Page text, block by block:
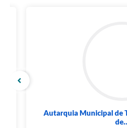
Autarquia Municipal de
de...